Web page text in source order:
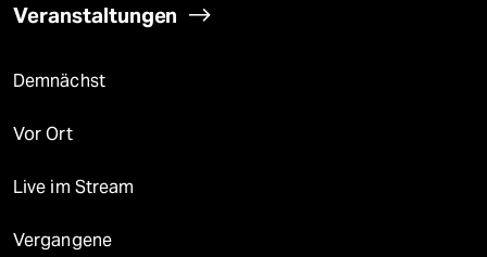
Veranstaltungen
Demnächst
Vor Ort
Live im Stream
Vergangene